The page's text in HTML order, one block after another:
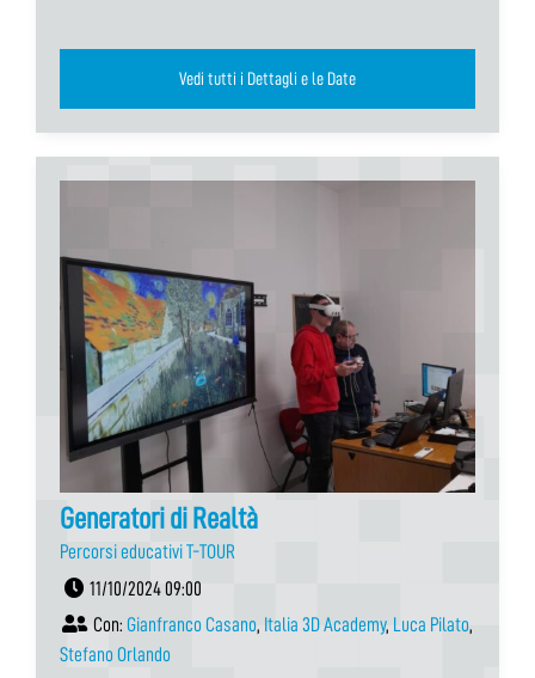
Vedi tutti i Dettagli e le Date
Generatori di Realtà
Percorsi educativi T-TOUR
11/10/2024 09:00
Con: Gianfranco Casano, Italia 3D Academy, Luca Pilato,
Stefano Orlando